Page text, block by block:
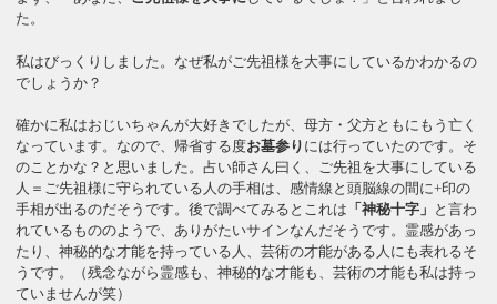
た。
私はびっくりしました。なぜ私がご先祖様を大事にしているかわかるの
でしょうか？
確かに私はおじいちゃんが大好きでしたが、母方・父方ともにもう亡く
なっています。なので、帰省する度お墓参り には行っていたのです。そ
のことかな？と思いました。占い師さん曰く、ご先祖を大事にしている
人＝ご先祖様に守られている人の手相は、感情線と頭脳線の間に+印の
手相が出るのだそうです。後で調べてみるとこれは 「神秘十字」 と言わ
れているもののようで、ありがたいサインなんだそうです。霊感があっ
たり、神秘的な才能を持っている人、芸術の才能がある人にも表れるそ
うです。（残念ながら霊感も、神秘的な才能も、芸術の才能も私は持っ
ていませんが笑）